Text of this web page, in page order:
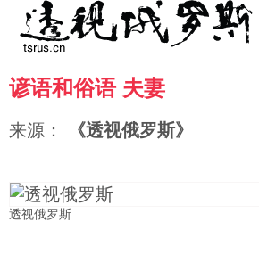
首页
国际
时政
空军
海军
财经
商业
农业
文艺
教育
图片新闻
高清图片
图表
谚语和俗语 夫妻
来源： 《透视俄罗斯》
透视俄罗斯